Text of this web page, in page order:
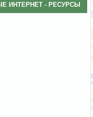
ИНТЕРНЕТ - РЕСУРСЫ